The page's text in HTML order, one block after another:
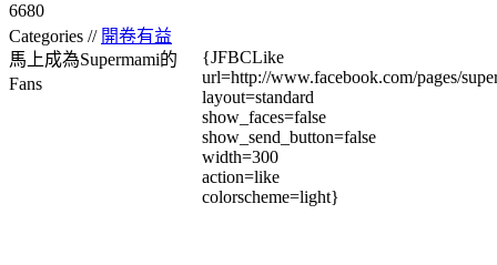
6680
Categories // 開卷有益
馬上成為Supermami的
Fans
{JFBCLike
url=http://www.facebook.com/pages/
layout=standard
show_faces=false
show_send_button=false
width=300
action=like
colorscheme=light}